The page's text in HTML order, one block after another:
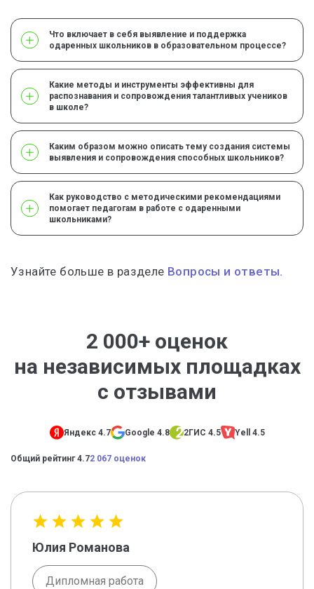
Что включает в себя выявление и поддержка
одаренных школьников в образовательном процессе?
Какие методы и инструменты эффективны для
распознавания и сопровождения талантливых учеников
в школе?
Каким образом можно описать тему создания системы
выявления и сопровождения способных школьников?
Как руководство с методическими рекомендациями
помогает педагогам в работе с одаренными
школьниками?
Узнайте больше в разделе Вопросы и ответы.
2 000+ оценок
на независимых площадках
с отзывами
Яндекс 4.7 Google 4.8 2ГИС 4.5 Yell 4.5
Общий рейтинг 4.72 067 оценок
Юлия Романова
Дипломная работа